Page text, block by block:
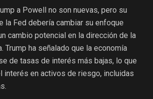
a Powell no son nuevas, pero su
la Fed debería cambiar su enfoque
cambio potencial en la dirección de la
Trump ha señalado que la economía
de tasas de interés más bajas, lo que
interés en activos de riesgo, incluidas